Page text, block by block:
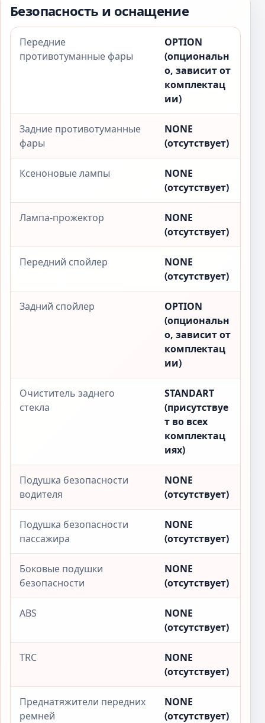
Безопасность и оснащение
Передние
противотуманные фары
OPTION
(опциональн
о, зависит от
комплектац
ии)
Задние противотуманные
фары
NONE
(отсутствует)
Ксеноновые лампы
NONE
(отсутствует)
Лампа-прожектор
NONE
(отсутствует)
Передний спойлер
NONE
(отсутствует)
Задний спойлер
OPTION
(опциональн
о, зависит от
комплектац
ии)
Очиститель заднего
стекла
STANDART
(присутствуе
т во всех
комплектац
иях)
Подушка безопасности
водителя
NONE
(отсутствует)
Подушка безопасности
пассажира
NONE
(отсутствует)
Боковые подушки
безопасности
NONE
(отсутствует)
ABS
NONE
(отсутствует)
TRC
NONE
(отсутствует)
Преднатяжители передних
ремней
NONE
(отсутствует)